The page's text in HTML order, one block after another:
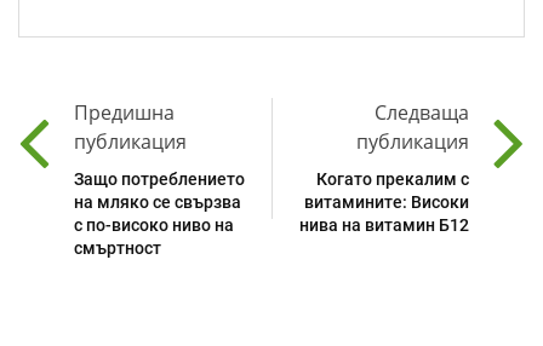
Предишна
публикация
Защо потреблението
на мляко се свързва
с по-високо ниво на
смъртност
Следваща
публикация
Когато прекалим с
витамините: Високи
нива на витамин Б12